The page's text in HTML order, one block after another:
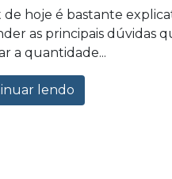
de hoje é bastante
as principais dúvidas
a quantidade...
lendo